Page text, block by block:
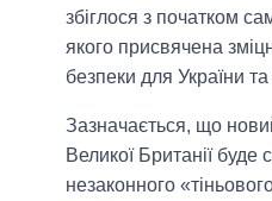
збіглося з початком
якого присвячена
безпеки для України
Зазначається, що
Великої Британії
незаконного